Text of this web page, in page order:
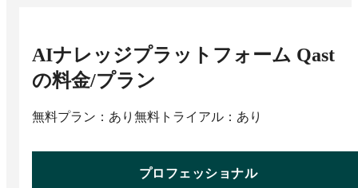
AIナレッジプラットフォーム Qast
の料金/プラン
無料プラン：あり 無料トライアル：あり
プロフェッショナル